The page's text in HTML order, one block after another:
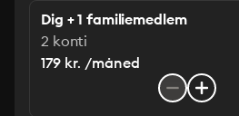
Dig + 1 familiemedlem
2 konti
179 kr. /måned